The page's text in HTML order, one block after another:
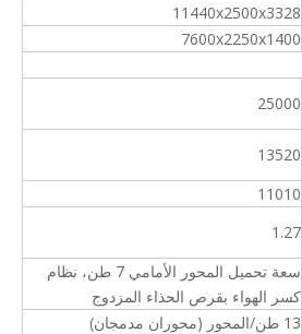
11440x2500x3328
7600x2250x1400
25000
13520
11010
1.27
سعة تحميل المحور الأمامي 7 طن، نظام
كسر الهواء بقرص الحذاء المزدوج
13 طن/المحور (محوران مدمجان)